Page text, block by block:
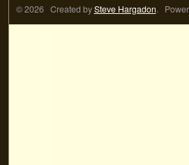
© 2026 Created bySteve Hargadon.